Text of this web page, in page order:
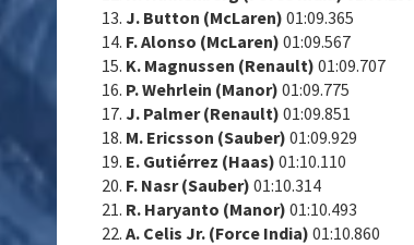
13. J. Button (McLaren) 01:09.365
14. F. Alonso (McLaren) 01:09.567
15. K. Magnussen (Renault) 01:09.707
16. P. Wehrlein (Manor) 01:09.775
17. J. Palmer (Renault) 01:09.851
18. M. Ericsson (Sauber) 01:09.929
19. E. Gutiérrez (Haas) 01:10.110
20. F. Nasr (Sauber) 01:10.314
21. R. Haryanto (Manor) 01:10.493
22.A. Celis Jr. (Force India) 01:10.860